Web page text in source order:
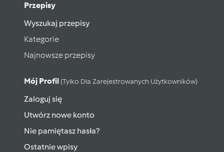
Przepisy
Wyszukaj przepisy
Kategorie
Najnowsze przepisy
Mój Profil (tylko Dla Zarejestrowanych Użytkowników)
Zaloguj się
Utwórz nowe konto
Nie pamiętasz hasła?
Ostatnie wpisy